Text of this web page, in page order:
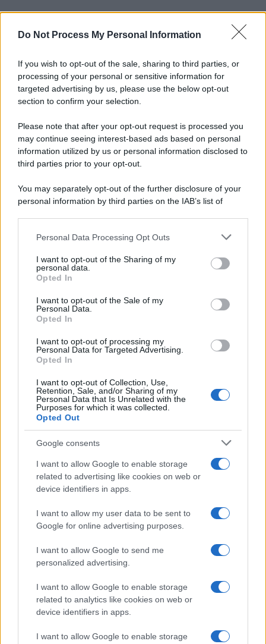
Do Not Process My Personal Information
If you wish to opt-out of the sale, sharing to third parties, or
processing of your personal or sensitive information for
targeted advertising by us, please use the below opt-out
section to confirm your selection.
Please note that after your opt-out request is processed you
may continue seeing interest-based ads based on personal
information utilized by us or personal information disclosed to
third parties prior to your opt-out.
You may separately opt-out of the further disclosure of your
personal information by third parties on the IAB’s list of
This information may also be disclosed by us to third parties
disclose it to other third parties.
Please note that this website/app uses one or more Google
services and may gather and store information including but
not limited to your visit or usage behaviour. You may click to
grant or deny consent to Google and its third-party tags to
consent section.
Personal Data Processing Opt Outs
I want to opt-out of the Sharing of my
personal data.
Opted In
I want to opt-out of the Sale of my
Personal Data.
Opted In
I want to opt-out of processing my
Personal Data for Targeted Advertising.
Opted In
I want to opt-out of Collection, Use,
Retention, Sale, and/or Sharing of my
Personal Data that Is Unrelated with the
Purposes for which it was collected.
Opted Out
Google consents
I want to allow Google to enable storage
related to advertising like cookies on web or
device identifiers in apps.
I want to allow my user data to be sent to
Google for online advertising purposes.
I want to allow Google to send me
personalized advertising.
I want to allow Google to enable storage
related to analytics like cookies on web or
device identifiers in apps.
I want to allow Google to enable storage